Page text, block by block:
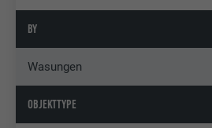
BY
Wasungen
OBJEKTTYPE